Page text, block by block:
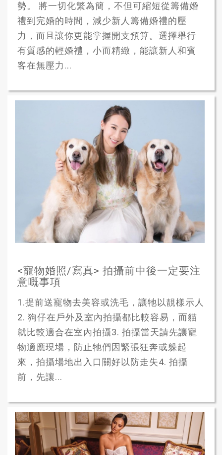
勢。 將一切化繁為簡，不但可縮短從籌備婚
禮到完婚的時間，減少新人籌備婚禮的壓
力，而且讓你更能掌握開支預算。選擇舉行
有質感的輕婚禮，小而精緻，能讓新人和賓
客在無壓力...
<寵物婚照/寫真> 拍攝前中後一定要注
意嘅事項
1.提前送寵物去美容或洗毛，讓牠以靚樣示人
2. 狗仔在戶外及室內拍攝都比較容易，而貓
就比較適合在室內拍攝3. 拍攝當天請先讓寵
物適應現場，防止牠們因緊張狂奔或躲起
來，拍攝場地出入口關好以防走失4. 拍攝
前，先讓...